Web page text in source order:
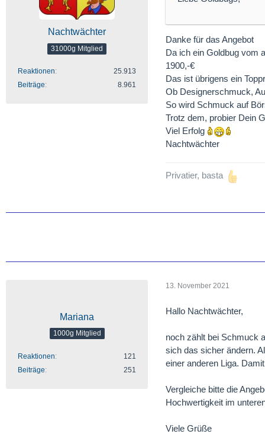
Nachtwächter
31000g Mitglied
Reaktionen
25.913
Beiträge
8.961
Danke für das Angebot
Da ich ein Goldbug vom
1900,-€
Das ist übrigens ein
Ob Designerschmuck,
So wird Schmuck auf
Trotz dem, probier Dein
Viel Erfolg
Nachtwächter
Privatier, basta
Mariana
1000g Mitglied
Reaktionen
121
Beiträge
251
13. November 2021
Hallo Nachtwächter,
noch zählt bei Schmuck
sich das sicher ändern.
einer anderen Liga.
Vergleiche bitte die
Hochwertigkeit im
Viele Grüße